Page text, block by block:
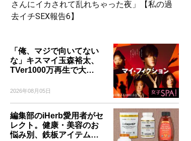
さんにイカされて乱れちゃった夜」【私の過
去イチSEX報告6】
「俺、マジで向いてない
な」キスマイ玉森裕太、
TVer1000万再生で大…
2026年08月05日
編集部のiHerb愛用者がセ
レクト。健康・美容のお
悩み別、鉄板アイテム…